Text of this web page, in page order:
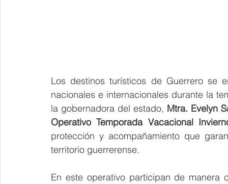
Los destinos turísticos de Guerrero se
nacionales e internacionales durante la
la gobernadora del estado, Mtra. Evelyn
Operativo Temporada Vacacional
protección y acompañamiento que
territorio guerrerense.
En este operativo participan de manera